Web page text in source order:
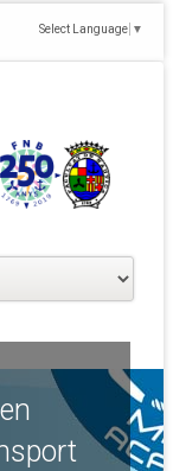
Select Language ▼